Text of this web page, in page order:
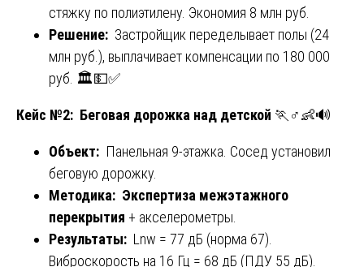
стяжку по полиэтилену. Экономия 8 млн руб.
Решение: Застройщик переделывает полы (24
млн руб.), выплачивает компенсации по 180 000
руб. 🏛️💵✅
Кейс №2: Беговая дорожка над детской 🏃♂️👶🔊
Объект: Панельная 9-этажка. Сосед установил
беговую дорожку.
Методика: Экспертиза межэтажного
перекрытия + акселерометры.
Результаты: Lnw = 77 дБ (норма 67).
Виброскорость на 16 Гц = 68 дБ (ПДУ 55 дБ).